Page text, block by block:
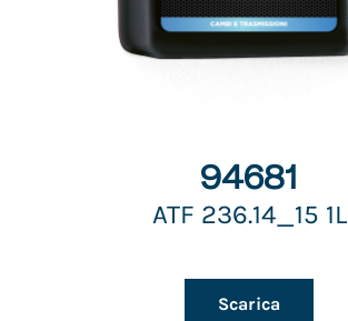
94681
ATF 236.14_15 1L
Scarica